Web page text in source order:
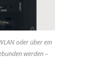
oder über ein
werden –